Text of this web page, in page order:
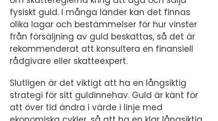
fysiskt guld. I många länder kan det finnas
olika lagar och bestämmelser för hur vinster
från försäljning av guld beskattas, så det är
rekommenderat att konsultera en finansiell
rådgivare eller skatteexpert.
Slutligen är det viktigt att ha en långsiktig
strategi för sitt guldinnehav. Guld är känt för
att över tid ändra i värde i linje med